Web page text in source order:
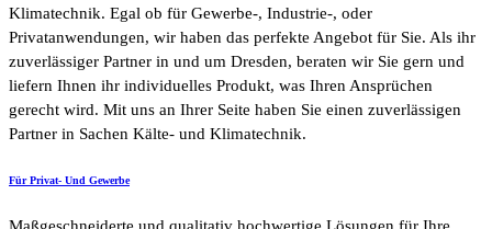
Klimatechnik. Egal ob für Gewerbe-, Industrie-, oder
Privatanwendungen, wir haben das perfekte Angebot für Sie. Als ihr
zuverlässiger Partner in und um Dresden, beraten wir Sie gern und
liefern Ihnen ihr individuelles Produkt, was Ihren Ansprüchen
gerecht wird. Mit uns an Ihrer Seite haben Sie einen zuverlässigen
Partner in Sachen Kälte- und Klimatechnik.
Für Privat- Und Gewerbe